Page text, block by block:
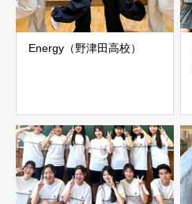
Energy（野津田高校）